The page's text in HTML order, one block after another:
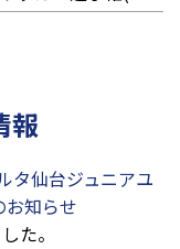
報
タ仙台ジュニアユ
知らせ
た。